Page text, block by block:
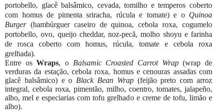
portobello, glacê balsâmico, cevada, tomilho e temperos coberto
com homus de pimenta sriracha, rúcula e tomate) e o Quinoa
Burger(hambúrguer caseiro de quinoa, cebola roxa, cogumelo
portobello, ovo, queijo cheddar, noz-pecã, molho shoyu e farinha
de rosca coberto com homus, rúcula, tomate e cebola roxa
grelhada).
Entre osWraps, o Balsamic Croasted Carrot Wrap(wrap de
verduras da estação, cebola roxa, homus e cenouras assadas com
glacê balsâmico) e o Black Bean Wrap(feijão preto com arroz
integral, cebola roxa, pimentão, milho, coentro, tomates, jalapeño,
alho, mel e especiarias com tofu grelhado e creme de tofu, limão e
alho).